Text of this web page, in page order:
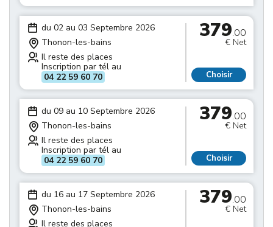
du 02 au 03 Septembre 2026
Thonon-les-bains
Il reste des places
Inscription par tél au
04 22 59 60 70
379.00
€ Net
Choisir
du 09 au 10 Septembre 2026
Thonon-les-bains
Il reste des places
Inscription par tél au
04 22 59 60 70
379.00
€ Net
Choisir
du 16 au 17 Septembre 2026
Thonon-les-bains
Il reste des places
379.00
€ Net